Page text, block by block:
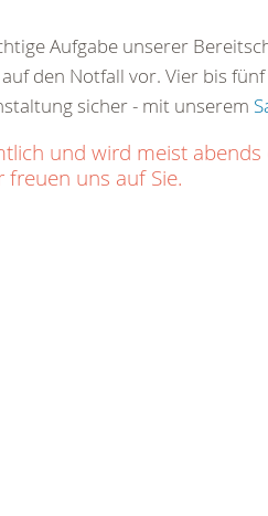
Aufgabe unserer
den Notfall vor. Vier bis
sicher - mit unserem
und wird meist
freuen uns auf Sie.